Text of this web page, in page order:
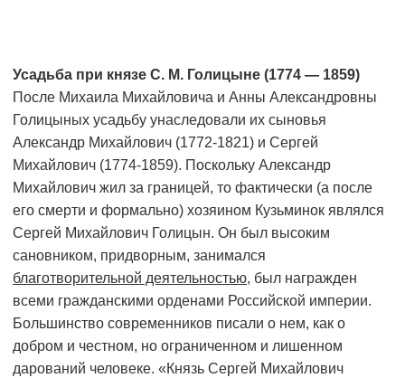
Усадьба при князе С. М. Голицыне (1774 — 1859)
После Михаила Михайловича и Анны Александровны
Голицыных усадьбу унаследовали их сыновья
Александр Михайлович (1772-1821) и Сергей
Михайлович (1774-1859). Поскольку Александр
Михайлович жил за границей, то фактически (а после
его смерти и формально) хозяином Кузьминок являлся
Сергей Михайлович Голицын. Он был высоким
сановником, придворным, занимался
благотворительной деятельностью, был награжден
всеми гражданскими орденами Российской империи.
Большинство современников писали о нем, как о
добром и честном, но ограниченном и лишенном
дарований человеке. «Князь Сергей Михайлович